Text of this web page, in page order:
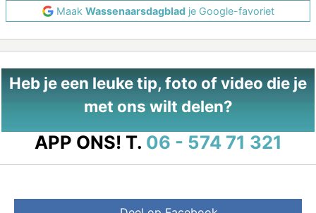
Maak Wassenaarsdagbladje Google-favoriet
Heb je een leuke tip, foto of video die je
met ons wilt delen?
APP ONS! T. 06 - 574 71 321